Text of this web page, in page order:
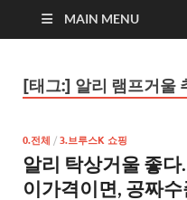
MAIN MENU
[태그:] 알리 램프거울
0.전체 / 3.브루스K 쇼핑
알리 탁상거울 좋
이가격이면, 공짜수